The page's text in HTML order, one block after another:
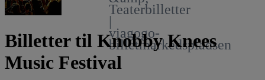
Teaterbilletter
|
viagogo-
billetmarkedspladsen
Billetter til Knobby Knees
Music Festival